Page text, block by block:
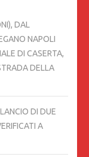
DAL
NAPOLI
DI CASERTA,
DELLA
DI DUE
A